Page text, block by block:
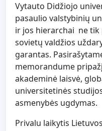
Vytauto Didžiojo
pasaulio valstybinių
ir jos hierarchai ne tik
sovietų valdžios
garantas.
memorandume
akademinė laisvė,
universitetinės
asmenybės ugdymas.
Privalu laikytis